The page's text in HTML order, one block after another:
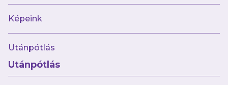
Képeink
Utánpótlás
Utánpótlás
Újabb hatgólos mérkőzésen nyertünk,
ezúttal Kisvárdán!